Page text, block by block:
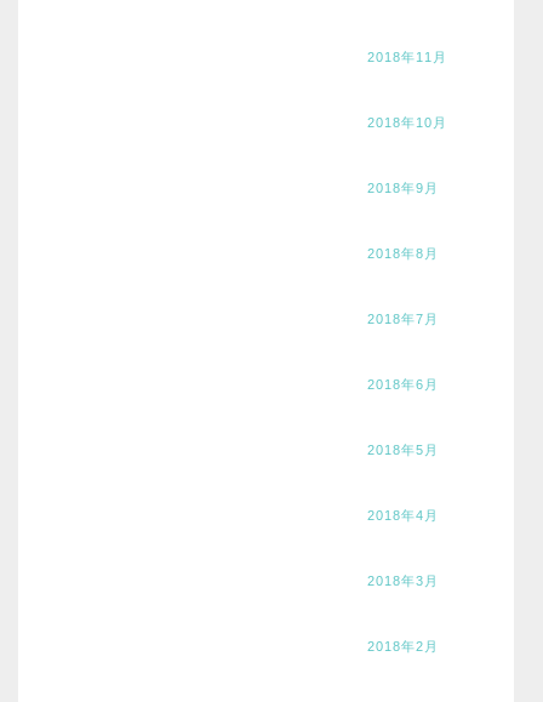
2018年11月
2018年10月
2018年9月
2018年8月
2018年7月
2018年6月
2018年5月
2018年4月
2018年3月
2018年2月